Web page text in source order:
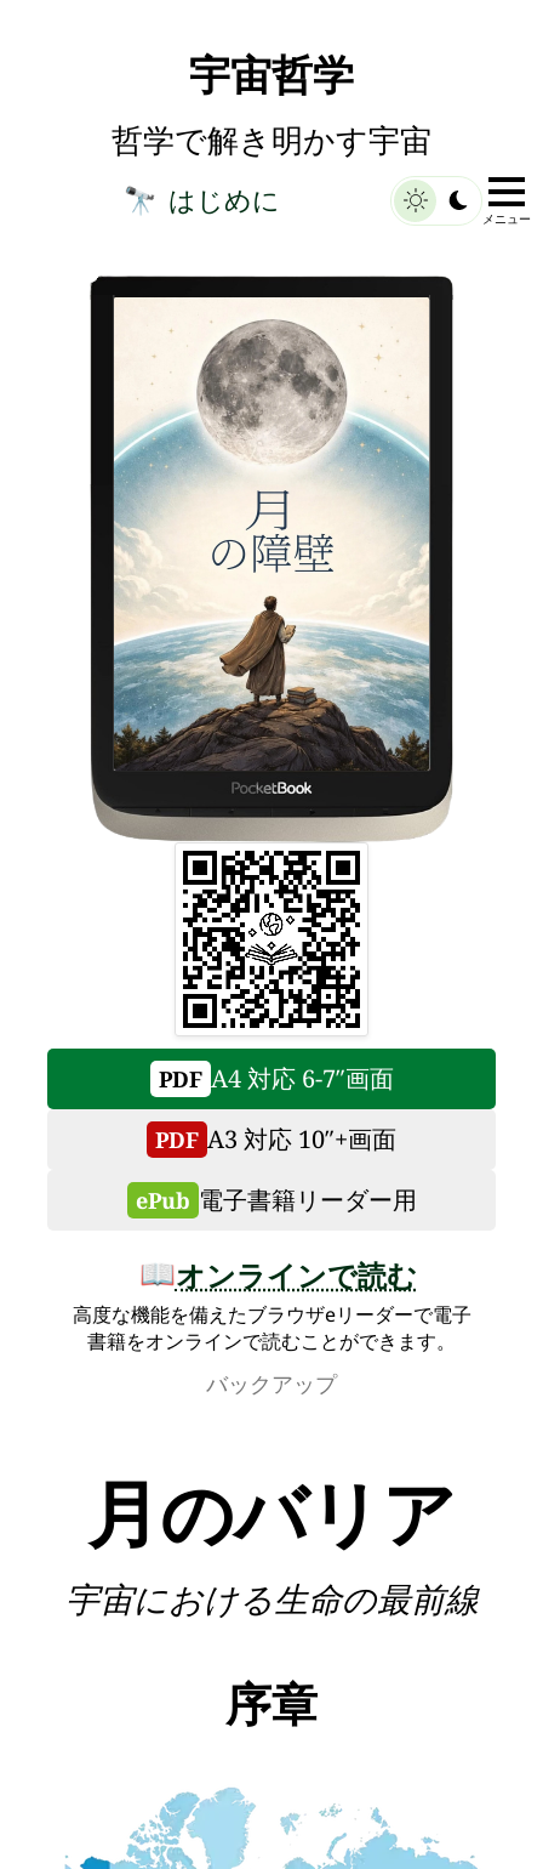
宇宙哲学
哲学で解き明かす宇宙
🔭 はじめに
メニュー
PDF A4 対応 6-7″画面
PDF A3 対応 10″+画面
ePub 電子書籍リーダー用
📖オンラインで読む
高度な機能を備えたブラウザeリーダーで電子
書籍をオンラインで読むことができます。
バックアップ
月のバリア
宇宙における生命の最前線
序章